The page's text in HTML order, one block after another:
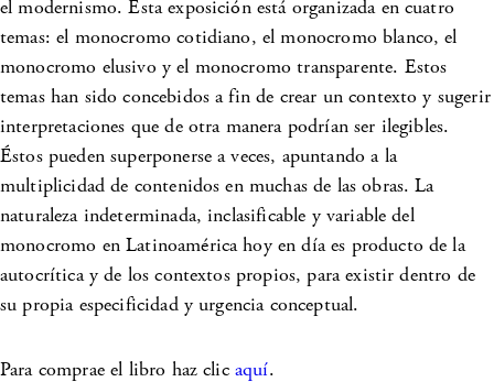
el modernismo. Esta exposición está organizada en cuatro
temas: el monocromo cotidiano, el monocromo blanco, el
monocromo elusivo y el monocromo transparente. Estos
temas han sido concebidos a fin de crear un contexto y sugerir
interpretaciones que de otra manera podrían ser ilegibles.
Éstos pueden superponerse a veces, apuntando a la
multiplicidad de contenidos en muchas de las obras. La
naturaleza indeterminada, inclasificable y variable del
monocromo en Latinoamérica hoy en día es producto de la
autocrítica y de los contextos propios, para existir dentro de
su propia especificidad y urgencia conceptual.
Para comprae el libro haz clic aquí.